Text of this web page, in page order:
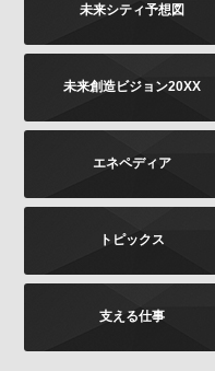
その他当社の個人
ます。
お問い合せの内
の場合は訂正内
ご提供いただい
お客様のご連絡
ご送付先：
株式会社KADOKAWA
未来シティ予想図
未来創造ビジョン20XX
エネペディア
トピックス
支える仕事